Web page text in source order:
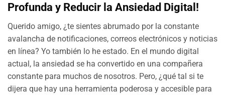
Profunda y Reducir la Ansiedad Digital!
Querido amigo, ¿te sientes abrumado por la constante
avalancha de notificaciones, correos electrónicos y noticias
en línea? Yo también lo he estado. En el mundo digital
actual, la ansiedad se ha convertido en una compañera
constante para muchos de nosotros. Pero, ¿qué tal si te
dijera que hay una herramienta poderosa y accesible para